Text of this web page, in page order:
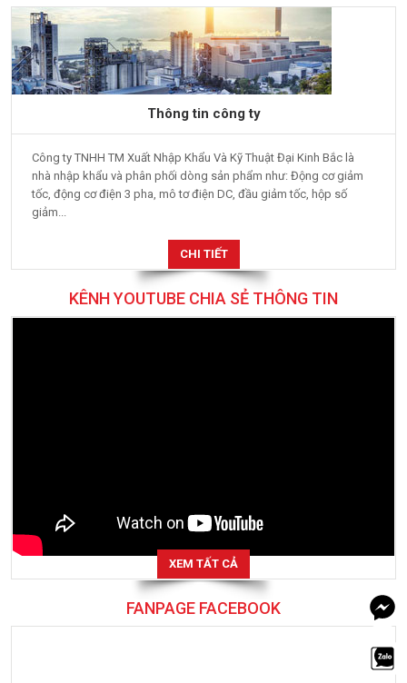
Thông tin công ty
Công ty TNHH TM Xuất Nhập Khẩu Và Kỹ Thuật Đại Kinh Bắc là
nhà nhập khẩu và phân phối dòng sản phẩm như: Động cơ giảm
tốc, động cơ điện 3 pha, mô tơ điện DC, đầu giảm tốc, hộp số
giảm...
CHI TIẾT
KÊNH YOUTUBE CHIA SẺ THÔNG TIN
XEM TẤT CẢ
FANPAGE FACEBOOK